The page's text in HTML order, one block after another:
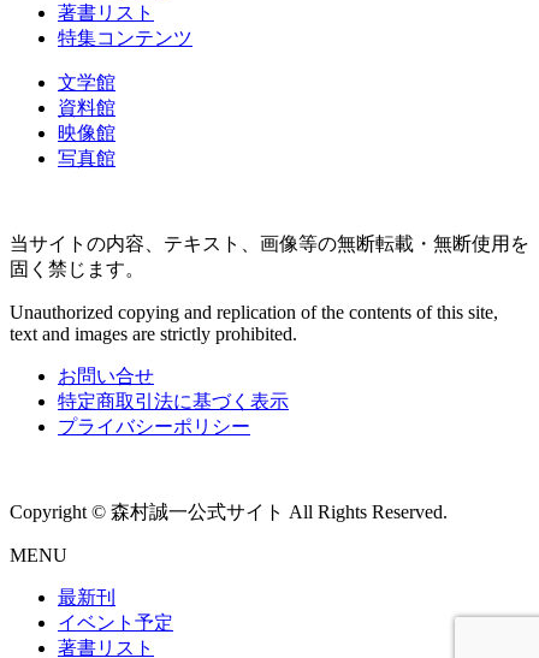
著書リスト
特集コンテンツ
文学館
資料館
映像館
写真館
当サイトの内容、テキスト、画像等の無断転載・無断使用を
固く禁じます。
Unauthorized copying and replication of the contents of this site,
text and images are strictly prohibited.
お問い合せ
特定商取引法に基づく表示
プライバシーポリシー
Copyright © 森村誠一公式サイト All Rights Reserved.
MENU
最新刊
イベント予定
著書リスト